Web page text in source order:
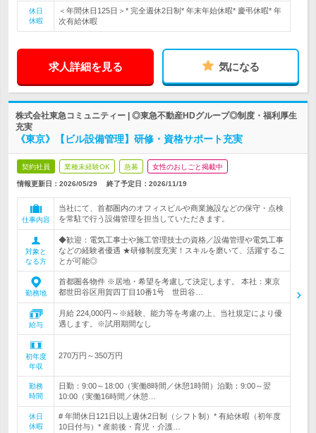
休日
休暇
＜年間休日125日＞* 完全週休2日制* 年末年始休暇* 慶弔休暇* 年
次有給休暇
求人詳細を見る 気になる
株式会社東急コミュニティー | ◎東急不動産HDグループ◎制度・福利厚生
充実
《東京》【ビル設備管理】研修・資格サポート充実
契約社員 業種未経験OK 急募 女性のおしごと掲載中
情報更新日：2026/05/29 終了予定日： 2026/11/19
仕事内容
当社にて、首都圏内のオフィスビルや商業施設などの保守・点検
を常駐で行う設備管理を担当していただきます。
対象と
なる方
◆歓迎：電気工事士や施工管理技士の資格／設備管理や電気工事
などの経験者優遇 ★研修制度充実！スキルを磨いて、活躍するこ
とが可能◎
勤務地
首都圏各物件 ※居地・希望を考慮して決定します。 本社：東京
都世田谷区用賀四丁目10番1号 世田谷…
給与
月給 224,000円～※経験、能力等を考慮の上、当社規定により優
遇します。※試用期間なし
初年度
年収
270万円～350万円
勤務
時間
日勤：9:00～18:00（実働8時間／休憩1時間）泊勤：9:00～翌
10:00（実働16時間／休憩…
休日
休暇
# 年間休日121日以上週休2日制（シフト制）* 有給休暇（初年度
10日付与）* 産前後・育児・介護…